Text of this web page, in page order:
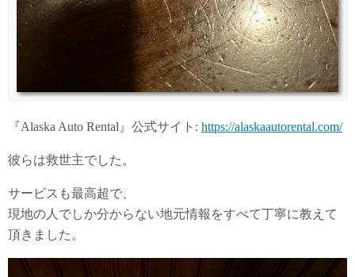
『Alaska Auto Rental』公式サイト: https://alaskaautorental.com/
彼らは救世主でした。
サービスも最高超で、
現地の人でしか分からない地元情報をすべて丁寧に教えて
頂きました。